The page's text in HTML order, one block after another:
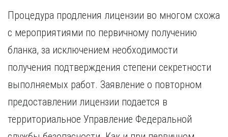
Процедура продления лицензии во многом схожа
с мероприятиями по первичному получению
бланка, за исключением необходимости
получения подтверждения степени секретности
выполняемых работ. Заявление о повторном
предоставлении лицензии подается в
территориальное Управление Федеральной